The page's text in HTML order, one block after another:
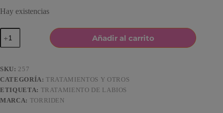
Hay existencias
Esencia
Reparadora
de
Solid
In
Ceramide
Lip
Essence
Añadir al carrito
SKU: 257
CATEGORÍA:TRATAMIENTOS Y OTROS
ETIQUETA: TRATAMIENTO DE LABIOS
MARCA: TORRIDEN